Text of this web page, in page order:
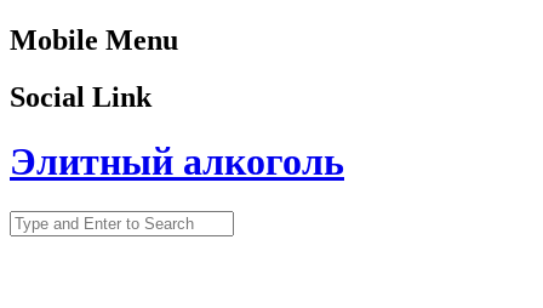
Mobile Menu
Social Link
Элитный алкоголь